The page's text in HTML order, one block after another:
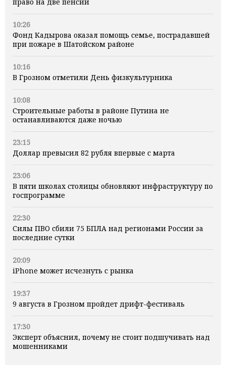
право на две пенсии
10:26
Фонд Кадырова оказал помощь семье, пострадавшей
при пожаре в Шатойском районе
10:16
В Грозном отметили День физкультурника
10:08
Строительные работы в районе Путина не
останавливаются даже ночью
23:15
Доллар превысил 82 рубля впервые с марта
23:06
В пяти школах столицы обновляют инфраструктуру по
госпрограмме
22:30
Силы ПВО сбили 75 БПЛА над регионами России за
последние сутки
20:09
iPhone может исчезнуть с рынка
19:37
9 августа в Грозном пройдет дрифт-фестиваль
17:30
Эксперт объяснил, почему не стоит подшучивать над
мошенниками